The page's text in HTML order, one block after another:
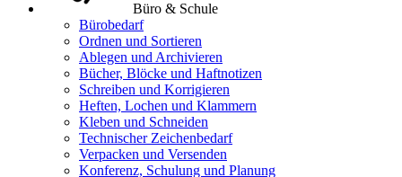
Büro & Schule
Bürobedarf
Ordnen und Sortieren
Ablegen und Archivieren
Bücher, Blöcke und Haftnotizen
Schreiben und Korrigieren
Heften, Lochen und Klammern
Kleben und Schneiden
Technischer Zeichenbedarf
Verpacken und Versenden
Konferenz, Schulung und Planung